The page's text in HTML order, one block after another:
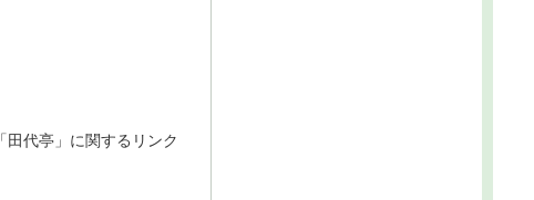
代亭」に関するリンク